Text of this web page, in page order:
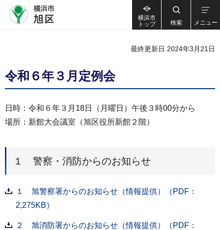
横浜市
トップ
検索 メニュー
最終更新日 2024年3月21日
令和６年３月定例会
日時：令和６年３月18日（月曜日）午後３時00分から
場所：新館大会議室（旭区役所新館２階）
１ 警察・消防からのお知らせ
１ 旭警察署からのお知らせ（情報提供）（PDF：
2,275KB）
２ 旭消防署からのお知らせ（情報提供）（PDF：